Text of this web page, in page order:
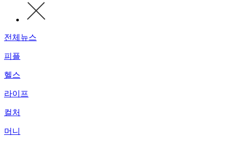
전체뉴스
피플
헬스
라이프
컬처
머니